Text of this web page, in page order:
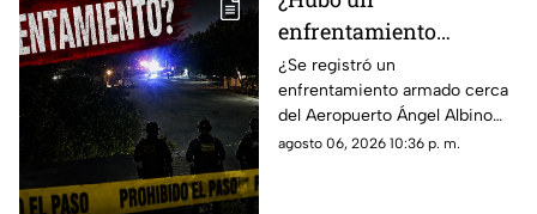
enfrentamiento
armado en el
aeropuerto Ángel
Albino Corzo? Esto
dijeron las autoridades
¿Se registró un
enfrentamiento armado cerca
del Aeropuerto Ángel Albino
Corzo? Autoridades
agosto 06, 2026 10:36 p. m.